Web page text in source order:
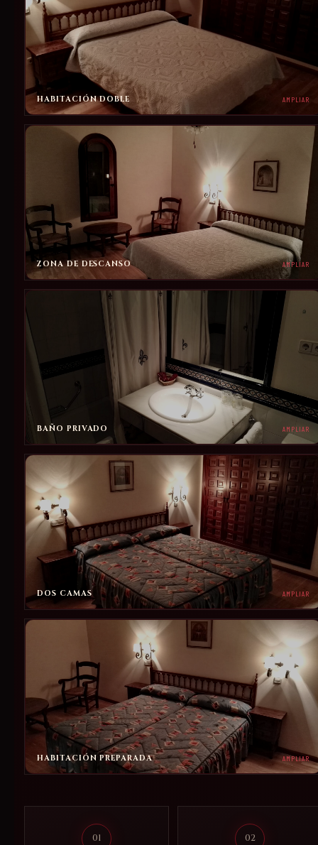
HABITACIÓN DOBLE AMPLIAR
ZONA DE DESCANSO AMPLIAR
BAÑO PRIVADO AMPLIAR
DOS CAMAS AMPLIAR
HABITACIÓN PREPARADA AMPLIAR
01 02